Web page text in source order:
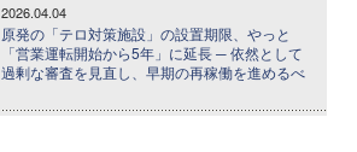
2026.04.04
原発の「テロ対策施設」の設置期限、やっと
「営業運転開始から5年」に延長 ─ 依然として
過剰な審査を見直し、早期の再稼働を進めるべ